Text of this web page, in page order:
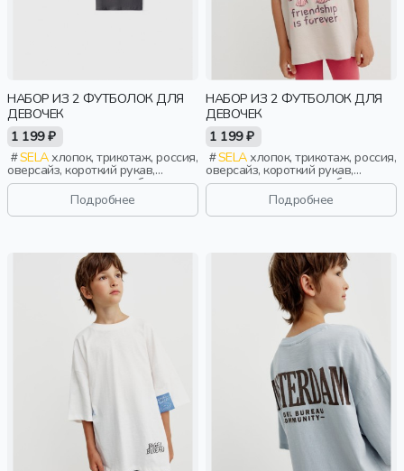
НАБОР ИЗ 2 ФУТБОЛОК ДЛЯ
ДЕВОЧЕК
1 199 ₽
SELAхлопок, трикотаж, россия,
оверсайз, короткий рукав,
короткие, однотон, свободные,
принт, вырез, круглый вырез,
девочки, детиПодробнее
НАБОР ИЗ 2 ФУТБОЛОК ДЛЯ
ДЕВОЧЕК
1 199 ₽
SELAхлопок, трикотаж, россия,
оверсайз, короткий рукав,
короткие, однотон, свободные,
принт, вырез, круглый вырез,
девочки, детиПодробнее